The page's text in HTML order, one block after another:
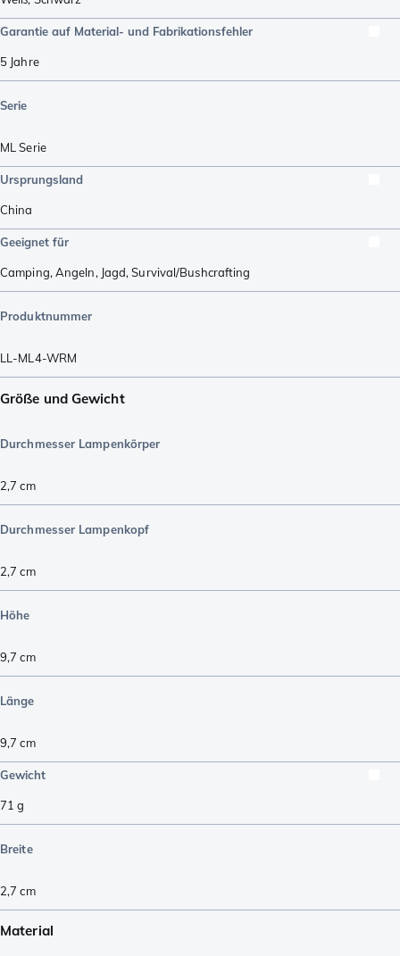
Garantie auf Material- und Fabrikationsfehler
5 Jahre
Serie
ML Serie
Ursprungsland
China
Geeignet für
Camping,Angeln, Jagd,Survival/Bushcrafting
Produktnummer
LL-ML4-WRM
Größe und Gewicht
Durchmesser Lampenkörper
2,7 cm
Durchmesser Lampenkopf
2,7 cm
Höhe
9,7 cm
Länge
9,7 cm
Gewicht
71 g
Breite
2,7 cm
Material